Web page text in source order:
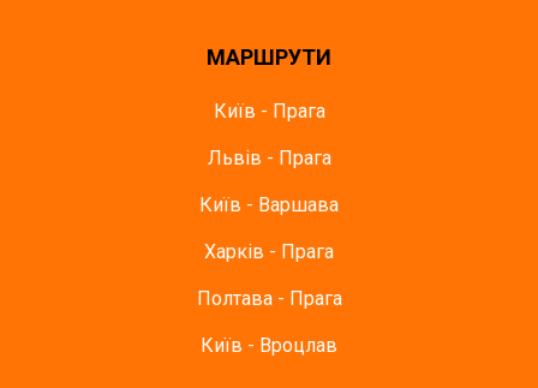
МАРШРУТИ
Київ - Прага
Львів - Прага
Київ - Варшава
Харків - Прага
Полтава - Прага
Київ - Вроцлав